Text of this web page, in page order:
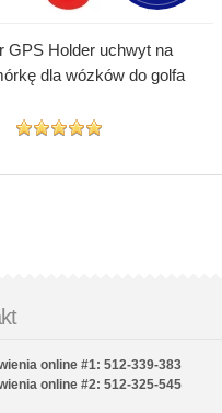
GPS Holder uchwyt na
dla wózków do golfa
online #1: 512-339-383
online #2: 512-325-545